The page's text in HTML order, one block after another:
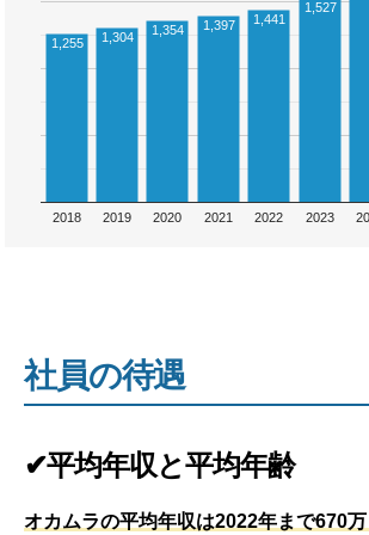
2018 2019 2020 2021 2022 2023
1,255 1,304 1,354 1,397 1,441
1,527
社員の待遇
✔平均年収と平均年齢
オカムラの平均年収は2022年まで670